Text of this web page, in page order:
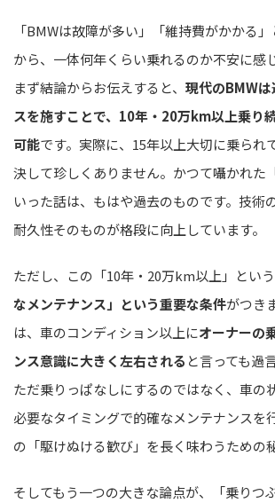
「BMWは故障が多い」「維持費がかかる
から、一体何年くらい乗れるのか不安に感
まず結論からお伝えすると、 現代のBMW
スを施すことで、10年・20万km以上乗り
可能です。実際に、15年以上大切に乗られ
決して珍しくありません。かつて囁かれた
いった話は、もはや過去のものです。技術
耐久性そのものが格段に向上しています。
ただし、この「10年・20万km以上」という
なメンテナンス」という重要な条件がつき
は、車のコンディション以上にオーナーの
ンス意識に大きく左右される と言っても過
ただ乗りっぱなしにするのではなく、車の
必要なタイミングで的確なメンテナンスを
の「駆けぬける歓び」を長く味わうための
そしてもう一つの大きな論点が、「乗りつ